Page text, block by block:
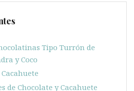
Tipo Turrón de
y Coco
de Chocolate y Cacahuete